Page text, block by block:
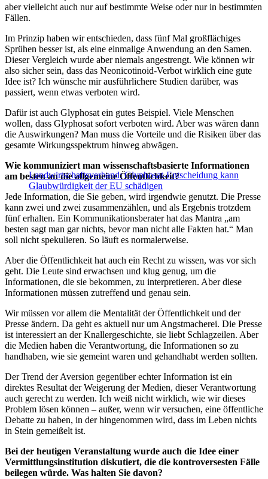
aber vielleicht auch nur auf bestimmte Weise oder nur in bestimmten
Fällen.
Im Prinzip haben wir entschieden, dass fünf Mal großflächiges
Sprühen besser ist, als eine einmalige Anwendung an den Samen.
Dieser Vergleich wurde aber niemals angestrengt. Wie können wir
also sicher sein, dass das Neonicotinoid-Verbot wirklich eine gute
Idee ist? Ich wünsche mir ausführlichere Studien darüber, was
passiert, wenn etwas verboten wird.
Dafür ist auch Glyphosat ein gutes Beispiel. Viele Menschen
wollen, dass Glyphosat sofort verboten wird. Aber was wären dann
die Auswirkungen? Man muss die Vorteile und die Risiken über das
gesamte Wirkungsspektrum hinweg abwägen.
Landwirtschaftsverband: Glyphosat-Entscheidung kann
Glaubwürdigkeit der EU schädigen
Wie kommuniziert man wissenschaftsbasierte Informationen
am besten an die allgemeine Öffentlichkeit?
Jede Information, die Sie geben, wird irgendwie genutzt. Die Presse
kann zwei und zwei zusammenzählen, und als Ergebnis trotzdem
fünf erhalten. Ein Kommunikationsberater hat das Mantra „am
besten sagt man gar nichts, bevor man nicht alle Fakten hat.“ Man
soll nicht spekulieren. So läuft es normalerweise.
Aber die Öffentlichkeit hat auch ein Recht zu wissen, was vor sich
geht. Die Leute sind erwachsen und klug genug, um die
Informationen, die sie bekommen, zu interpretieren. Aber diese
Informationen müssen zutreffend und genau sein.
Wir müssen vor allem die Mentalität der Öffentlichkeit und der
Presse ändern. Da geht es aktuell nur um Angstmacherei. Die Presse
ist interessiert an der Knallergeschichte, sie liebt Schlagzeilen. Aber
die Medien haben die Verantwortung, die Informationen so zu
handhaben, wie sie gemeint waren und gehandhabt werden sollten.
Der Trend der Aversion gegenüber echter Information ist ein
direktes Resultat der Weigerung der Medien, dieser Verantwortung
auch gerecht zu werden. Ich weiß nicht wirklich, wie wir dieses
Problem lösen können – außer, wenn wir versuchen, eine öffentliche
Debatte zu haben, in der hingenommen wird, dass im Leben nichts
in Stein gemeißelt ist.
Bei der heutigen Veranstaltung wurde auch die Idee einer
Vermittlungsinstitution diskutiert, die die kontroversesten Fälle
beilegen würde. Was halten Sie davon?